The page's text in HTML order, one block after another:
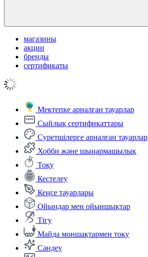
магазины
акции
бренды
сертификаты
Мектепке арналған тауарлар
Сыйлық сертификаттары
Суретшілерге арналған тауарлар
Хобби және шыңармашылық
Тоқу
Кестелеу
Кеңсе тауарлары
Ойындар мен ойыншықтар
Тігу
Майда моншақтармен тоқу
Сәндеу